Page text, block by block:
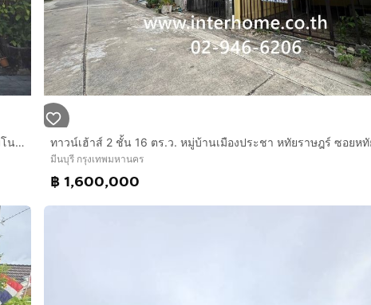
ทาวน์เฮ้าส์ 2 ชั้น 20 ตร.ว. หมู่บ้านวรารักษ์ รามอินทรา ใกล้หมู่บ้านมโนรมย์เพลส2 ซอยเลียบคลองสอง27 ถนนเลียบคลองสอง ถนนหทัยราษฏร์ เขตมีนบุรี
มีนบุรี กรุงเทพมหานคร
฿ 1,600,000